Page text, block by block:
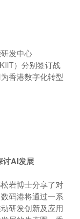
发中心
）分别签订战
香港数字化转型
讨AI发展
岩博士分享了对
码港将通过一系
研发创新及应用